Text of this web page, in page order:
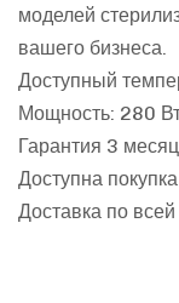
моделей
вашего бизнеса.
Доступный
Мощность: 280
Гарантия 3
Доступна
Доставка по всей